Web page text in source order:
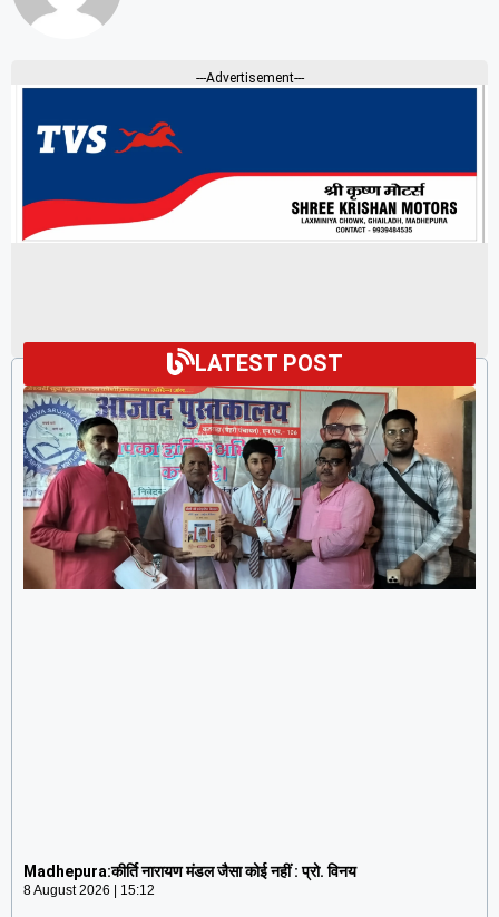
---Advertisement---
LATEST POST
Madhepura:कीर्ति नारायण मंडल जैसा कोई नहीं : प्रो. विनय
8 August 2026 15:12